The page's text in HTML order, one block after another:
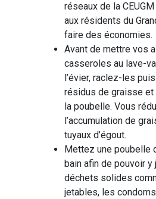
réseaux de la
aux résidents du
faire des économies.
Avant de mettre vos
casseroles au lave-
l’évier, raclez-les
résidus de graisse et
la poubelle. Vous
l’accumulation de
tuyaux d’égout.
Mettez une poubelle
bain afin de pouvoir y
déchets solides
jetables, les